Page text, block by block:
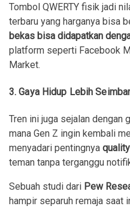
Tombol QWERTY fisik jadi
terbaru yang harganya bisa
bekas bisa didapatkan
platform seperti Facebook
Market.
3.Gaya Hidup Lebih
Tren ini juga sejalan dengan
mana Gen Z ingin kembali
menyadari pentingnya
teman tanpa terganggu
Sebuah studi dari Pew
hampir separuh remaja saat